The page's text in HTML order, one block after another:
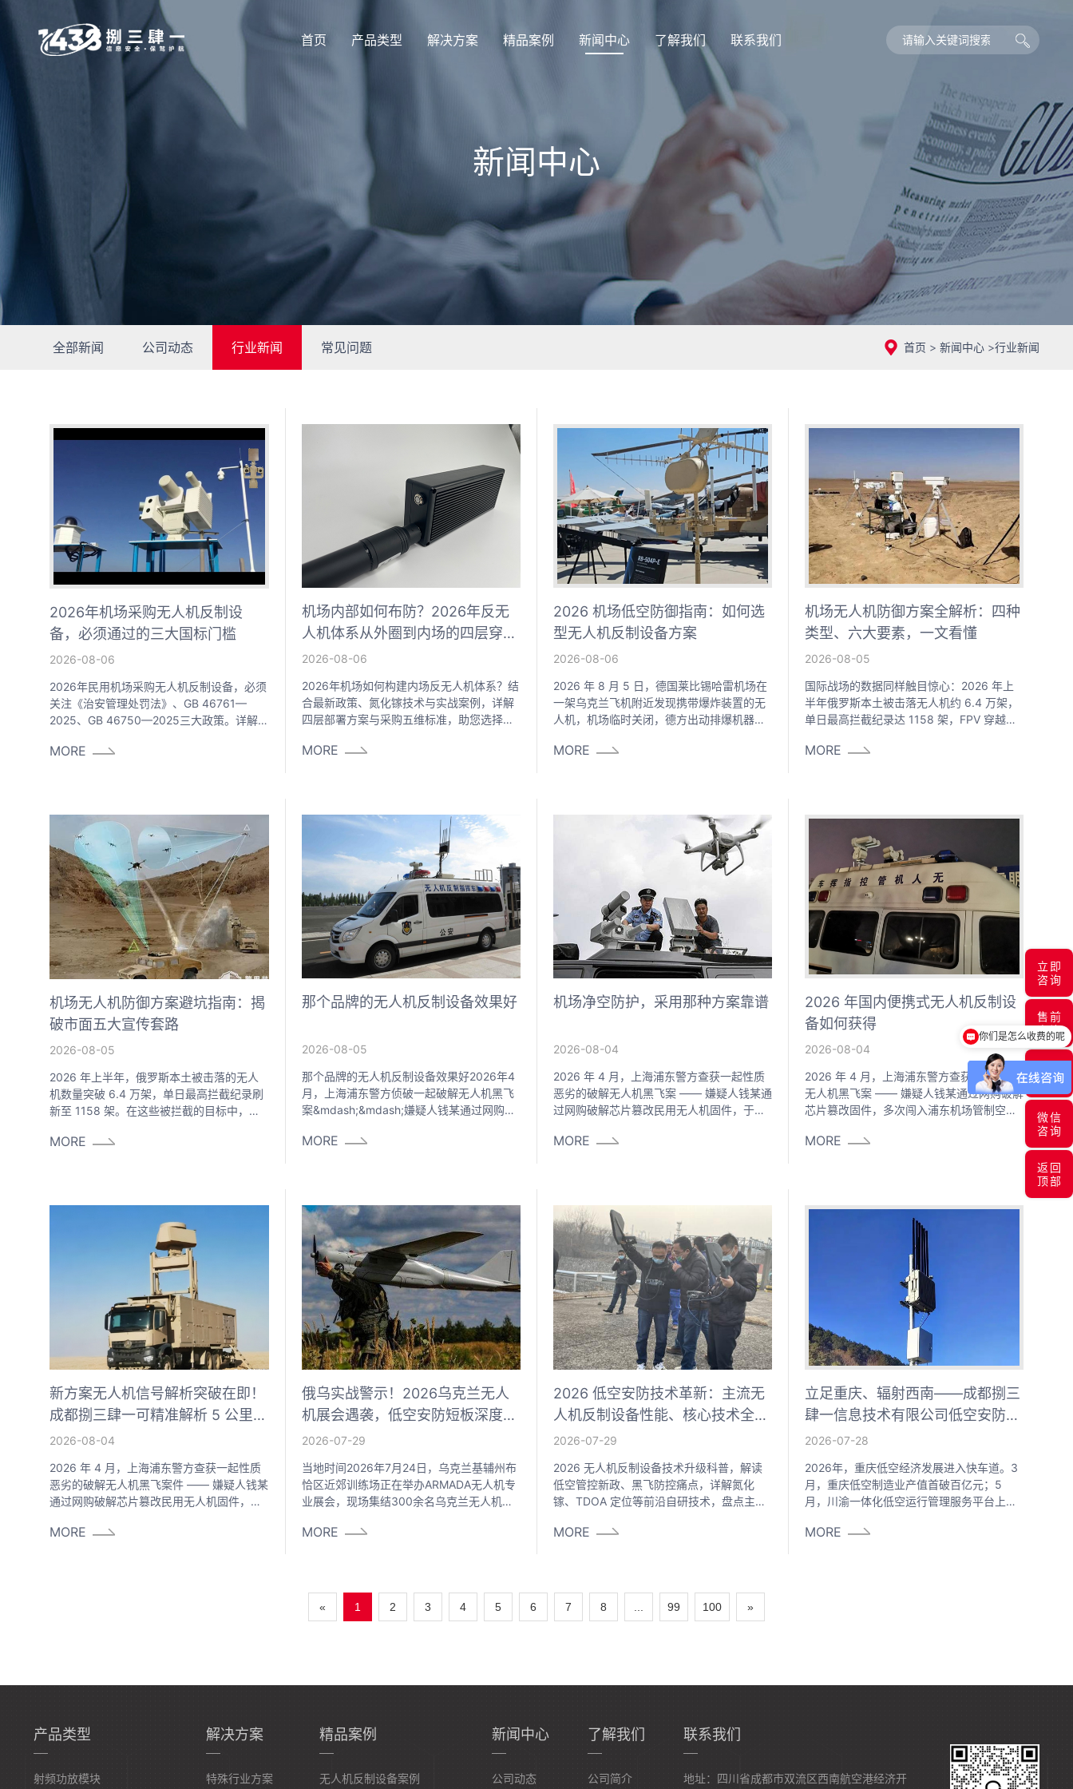
首页 产品类型 解决方案 精品案例 新闻中心 了解我们 联系我们
新闻中心
全部新闻 公司动态 行业新闻 常见问题 首页 > 新闻中心 >行业新闻
2026年机场采购无人机反制设
备，必须通过的三大国标门槛
2026-08-06
2026年民用机场采购无人机反制设备，必须
关注《治安管理处罚法》、GB 46761—
2025、GB 46750—2025三大政策。详解身
选择合规可靠的无人机反制设备厂家。
MORE
机场内部如何布防？2026年反无
人机体系从外圈到内场的四层穿透
方案
2026-08-06
2026年机场如何构建内场反无人机体系？结
合最新政策、氮化镓技术与实战案例，详解
四层部署方案与采购五维标准，助您选择合
MORE
2026 机场低空防御指南：如何选
型无人机反制设备方案
2026-08-06
2026 年 8 月 5 日，德国莱比锡哈雷机场在
一架乌克兰飞机附近发现携带爆炸装置的无
人机，机场临时关闭，德方出动排爆机器人
机袭击的公开案例。几乎同一时间，以色列
钱某多次操控破解后的无人机闯入浦东机场
管制空域，对跑道起降航班造成直接
MORE
机场无人机防御方案全解析：四种
类型、六大要素，一文看懂
2026-08-05
国际战场的数据同样触目惊心：2026 年上
半年俄罗斯本土被击落无人机约 6.4 万架，
单日最高拦截纪录达 1158 架，FPV 穿越机
手对手。
MORE
机场无人机防御方案避坑指南：揭
破市面五大宣传套路
2026-08-05
2026 年上半年，俄罗斯本土被击落的无人
机数量突破 6.4 万架，单日最高拦截纪录刷
新至 1158 架。在这些被拦截的目标中，占
注册组装的 FPV 穿越机 —— 成本仅几百到
MORE
那个品牌的无人机反制设备效果好
2026-08-05
那个品牌的无人机反制设备效果好2026年4
月，上海浦东警方侦破一起破解无人机黑飞
案&mdash;&mdash;嫌疑人钱某通过网购破
域，对跑道起降航班造成直接安全威胁，目
客机最近距离仅约800米，被国家安全机关
刑事立案。7月，湖北黄冈开出首例依据...
MORE
机场净空防护，采用那种方案靠谱
2026-08-04
2026 年 4 月，上海浦东警方查获一起性质
恶劣的破解无人机黑飞案 —— 嫌疑人钱某通
过网购破解芯片篡改民用无人机固件，于
解后的无人机闯入浦东机场管制空域，对跑
机限高后飞至 8000 米高空，与民航客机最
近距离仅约 800 米
MORE
2026 年国内便携式无人机反制设
备如何获得
2026-08-04
2026 年 4 月，上海浦东警方查获一起破解
无人机黑飞案 —— 嫌疑人钱某通过网购破解
芯片篡改固件，多次闯入浦东机场管制空
刑事强制措施。几乎同期，广东中山李某某
版《治安管理处罚法》的无人机黑飞行政拘
MORE
新方案无人机信号解析突破在即！
成都捌三肆一可精准解析 5 公里内
&quot;黑飞&quot;
2026-08-04
2026 年 4 月，上海浦东警方查获一起性质
恶劣的破解无人机黑飞案件 —— 嫌疑人钱某
通过网购破解芯片篡改民用无人机固件，于
东机场管制空域，对跑道起降航班造成直接
MORE
俄乌实战警示！2026乌克兰无人
机展会遇袭，低空安防短板深度剖
析
2026-07-29
当地时间2026年7月24日，乌克兰基辅州布
恰区近郊训练场正在举办ARMADA无人机专
业展会，现场集结300余名乌克兰无人机研
合作代表。展会进行期间，俄军发射伊斯坎
名核心军工与军方人员遇难、超百人受伤，
成为2026年全球低空安防领域最具警示性
MORE
2026 低空安防技术革新：主流无
人机反制设备性能、核心技术全面
拆解
2026-07-29
2026 无人机反制设备技术升级科普，解读
低空管控新政、黑飞防控痛点，详解氮化
镓、TDOA 定位等前沿自研技术，盘点主流
便携式反无人机系统，为机场、厂区、边境
MORE
立足重庆、辐射西南——成都捌三
肆一信息技术有限公司低空安防能
力解析
2026-07-28
2026年，重庆低空经济发展进入快车道。3
月，重庆低空制造业产值首破百亿元；5
月，川渝一体化低空运行管理服务平台上
引入北京方玄科技落地智能无人机反制装备
MORE
« 1 2 3 4 5 6 7 8 ... 99 100 »
立即
咨询
售前
咨询
咨询
微信
咨询
返回
顶部
产品类型
射频功放模块
解决方案
特殊行业方案
精品案例
无人机反制设备案例
新闻中心
公司动态
了解我们
公司简介
联系我们
地址：四川省成都市双流区西南航空港经济开
你们是怎么收费的呢
现在有优惠活动吗